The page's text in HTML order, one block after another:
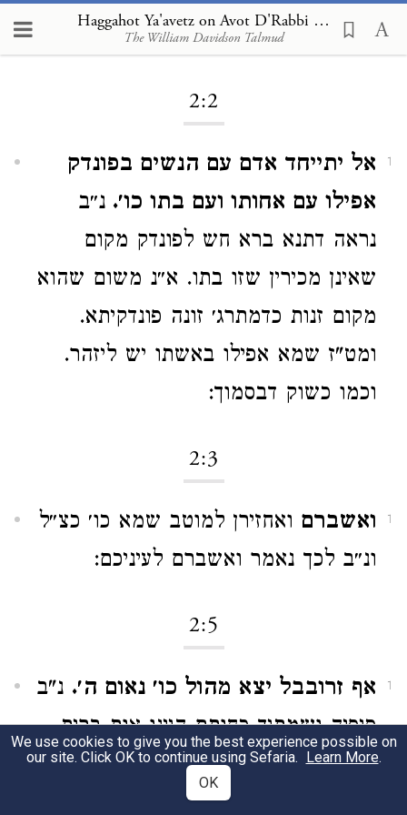
Haggahot Ya'avetz on Avot D'Rabbi Natan 2:2
The William Davidson Talmud
Loading...
2:2
1
אל יתייחד אדם עם הנשים בפונדק
אפילו עם אחותו ועם בתו כו׳. נ״ב
נראה דתנא ברא חש לפונדק מקום
שאינן מכירין שזו בתו. א״נ משום שהוא
מקום זנות כדמתרג׳ זונה פונדקיתא.
ומט"ז שמא אפילו באשתו יש ליזהר.
וכמו כשוק דבסמוך:
2:3
1 ואשברם ואחזירן למוטב שמא כו׳ כצ״ל
ונ״ב לכך נאמר ואשברם לעיניכם:
2:5
1 אף זרובבל יצא מהול כו׳ נאום ה׳. נ"ב
סיפיה ושמתיך כחותם היינו אות ברית
קדש שהיה חתום בו מבטן אמו לעד
אמת דאל"ה מאי רבותיה דחותם:
We use cookies to give you the best experience possible on
our site. Click OK to continue using Sefaria. Learn More.
OK